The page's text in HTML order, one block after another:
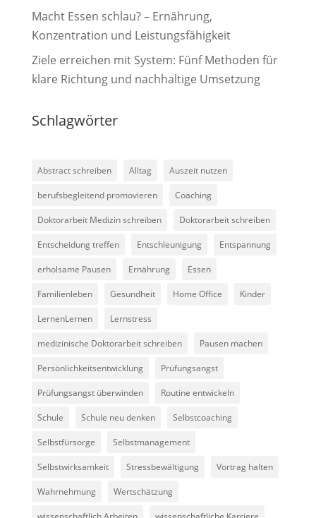
Macht Essen schlau? – Ernährung,
Konzentration und Leistungsfähigkeit
Ziele erreichen mit System: Fünf Methoden für
klare Richtung und nachhaltige Umsetzung
Schlagwörter
Abstract schreiben Alltag Auszeit nutzen
berufsbegleitend promovieren Coaching
Doktorarbeit Medizin schreiben Doktorarbeit schreiben
Entscheidung treffen Entschleunigung Entspannung
erholsame Pausen Ernährung Essen
Familienleben Gesundheit Home Office Kinder
LernenLernen Lernstress
medizinische Doktorarbeit schreiben Pausen machen
Persönlichkeitsentwicklung Prüfungsangst
Prüfungsangst überwinden Routine entwickeln
Schule Schule neu denken Selbstcoaching
Selbstfürsorge Selbstmanagement
Selbstwirksamkeit Stressbewältigung Vortrag halten
Wahrnehmung Wertschätzung